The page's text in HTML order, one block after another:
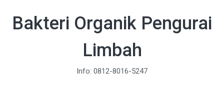
Bakteri Organik Pengurai
Limbah
Info: 0812-8016-5247